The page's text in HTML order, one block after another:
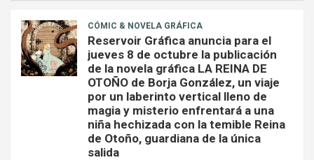
CÓMIC & NOVELA GRÁFICA
Reservoir Gráfica anuncia para el
jueves 8 de octubre la publicación
de la novela gráfica LA REINA DE
OTOÑO de Borja González, un viaje
por un laberinto vertical lleno de
magia y misterio enfrentará a una
niña hechizada con la temible Reina
de Otoño, guardiana de la única
salida